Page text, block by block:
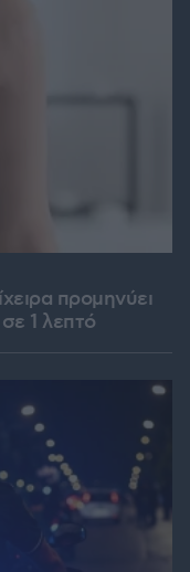
προμηνύει
1 λεπτό